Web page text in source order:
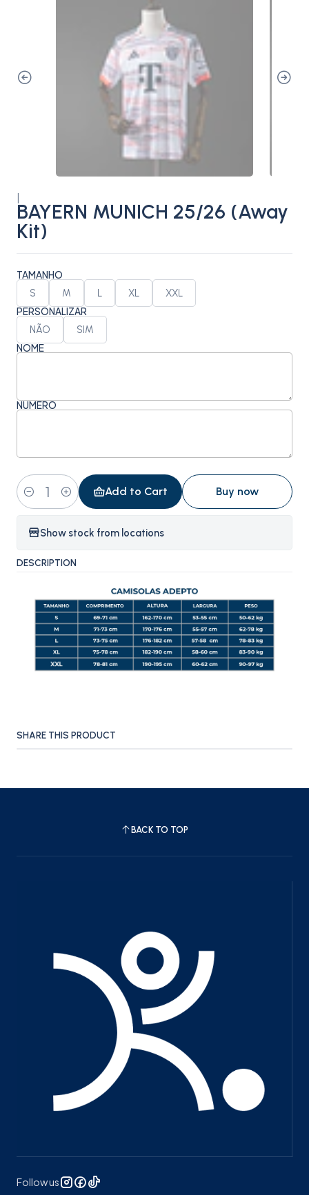
BAYERN MUNICH 25/26 (Away
Kit)
TAMANHO
S M L XL XXL
PERSONALIZAR
NÃO SIM
NOME
NÚMERO
Quantity
Add to Cart Buy now
Show stock from locations
DESCRIPTION
SHARE THIS PRODUCT
BACK TO TOP
Follow us